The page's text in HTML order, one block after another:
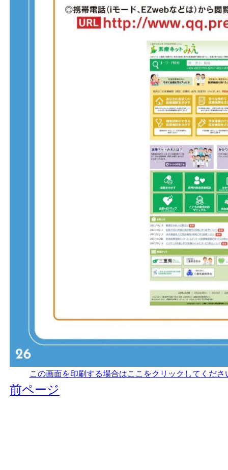
この画面を印刷する場合はここをクリックしてくだ
前ページ